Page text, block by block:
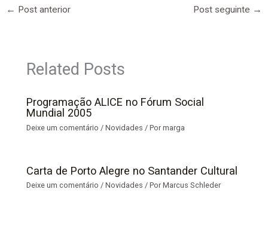
← Post anterior Post seguinte →
Related Posts
Programação ALICE no Fórum Social
Mundial 2005
Deixe um comentário /Novidades / Pormarga
Carta de Porto Alegre no Santander Cultural
Deixe um comentário /Novidades / PorMarcus Schleder